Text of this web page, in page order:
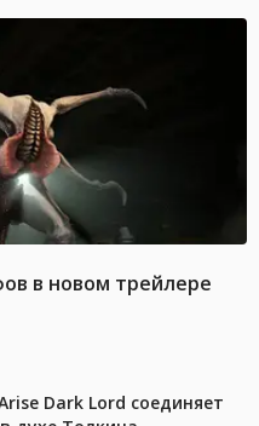
в новом трейлере
Dark Lord соединяет